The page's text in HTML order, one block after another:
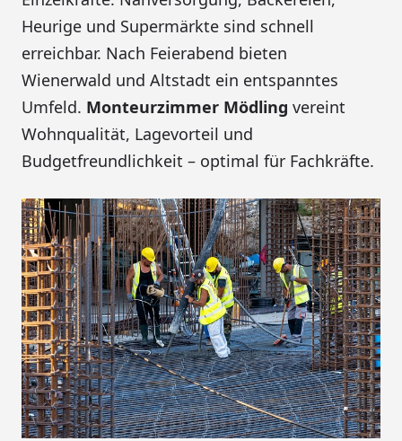
Heurige und Supermärkte sind schnell
erreichbar. Nach Feierabend bieten
Wienerwald und Altstadt ein entspanntes
Umfeld. Monteurzimmer Mödling vereint
Wohnqualität, Lagevorteil und
Budgetfreundlichkeit – optimal für Fachkräfte.